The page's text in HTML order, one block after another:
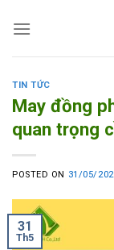
TIN TỨC
May đồng
quan trọng
POSTED ON 31/05/
31
Th5